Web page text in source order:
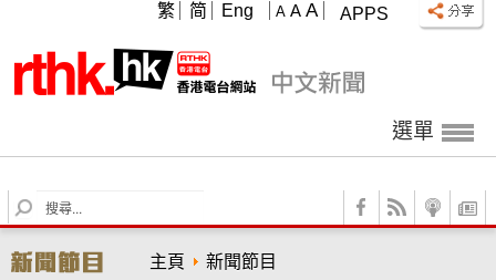
APPS
A A A
繁 简 Eng
選單
S
e
r
主頁 新聞節目